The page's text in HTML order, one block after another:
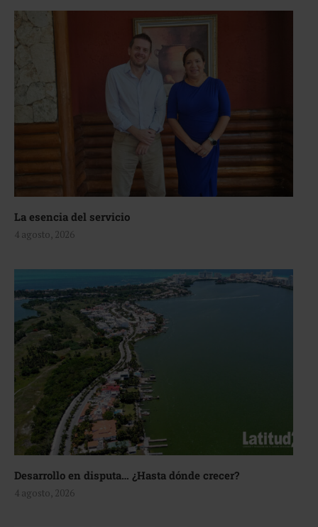
La esencia del servicio
4 agosto, 2026
Desarrollo en disputa… ¿Hasta dónde crecer?
4 agosto, 2026